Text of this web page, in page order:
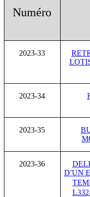
Numéro
2023-33
2023-34
2023-35
2023-36
D’UN